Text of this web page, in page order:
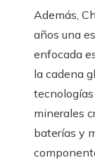
Además,
años una
enfocada
la cadena
minerales
baterías y